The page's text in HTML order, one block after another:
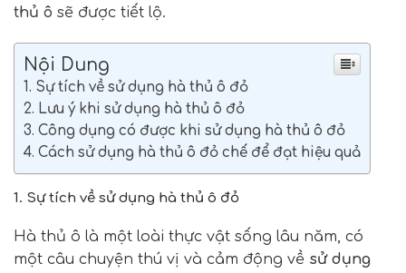
thủ ô sẽ được tiết lộ.
Nội Dung
1. Sự tích về sử dụng hà thủ ô đỏ
2. Lưu ý khi sử dụng hà thủ ô đỏ
3. Công dụng có được khi sử dụng hà thủ ô đỏ
4. Cách sử dụng hà thủ ô đỏ chế để đạt hiệu quả
1. Sự tích về sử dụng hà thủ ô đỏ
Hà thủ ô là một loài thực vật sống lâu năm, có
một câu chuyện thú vị và cảm động về sử dụng